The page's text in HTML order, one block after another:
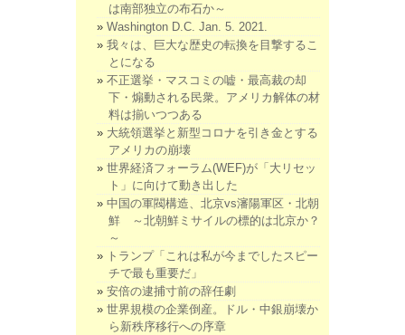
は南部独立の布石か～
Washington D.C. Jan. 5. 2021.
我々は、巨大な歴史の転換を目撃するこ
とになる
不正選挙・マスコミの嘘・最高裁の却
下・煽動される民衆。アメリカ解体の材
料は揃いつつある
大統領選挙と新型コロナを引き金とする
アメリカの崩壊
世界経済フォーラム(WEF)が「大リセッ
ト」に向けて動き出した
中国の軍閥構造、北京vs瀋陽軍区・北朝
鮮 ～北朝鮮ミサイルの標的は北京か？
～
トランプ「これは私が今までしたスピー
チで最も重要だ」
安倍の逮捕寸前の辞任劇
世界規模の企業倒産。ドル・中銀崩壊か
ら新秩序移行への序章